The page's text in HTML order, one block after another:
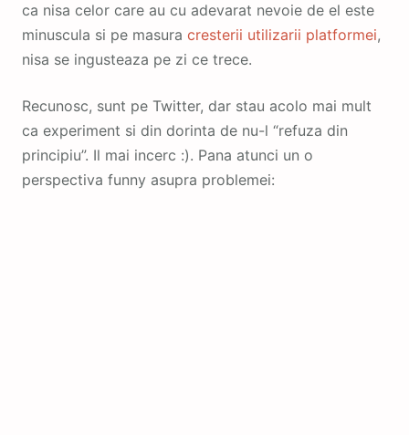
ca nisa celor care au cu adevarat nevoie de el este
minuscula si pe masura cresterii utilizarii platformei,
nisa se ingusteaza pe zi ce trece.
Recunosc, sunt pe Twitter, dar stau acolo mai mult
ca experiment si din dorinta de nu-l “refuza din
principiu”. Il mai incerc :). Pana atunci un o
perspectiva funny asupra problemei: